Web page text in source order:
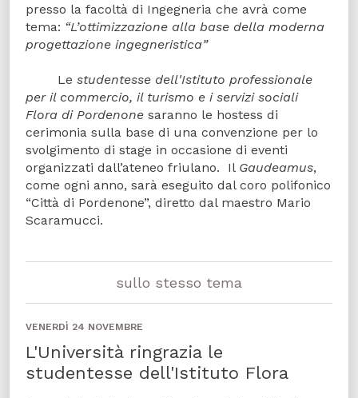
presso la facoltà di Ingegneria che avrà come
tema: “L’ottimizzazione alla base della moderna
progettazione ingegneristica”
Le studentesse dell'Istituto professionale
per il commercio, il turismo e i servizi sociali
Flora di Pordenone saranno le hostess di
cerimonia sulla base di una convenzione per lo
svolgimento di stage in occasione di eventi
organizzati dall’ateneo friulano. Il Gaudeamus,
come ogni anno, sarà eseguito dal coro polifonico
“Città di Pordenone”, diretto dal maestro Mario
Scaramucci.
sullo stesso tema
VENERDÌ 24 NOVEMBRE
L'Università ringrazia le
studentesse dell'Istituto Flora